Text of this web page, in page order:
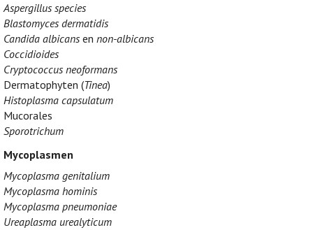
Aspergillus species
Blastomyces dermatidis
Candida albicans en non-albicans
Coccidioides
Cryptococcus neoformans
Dermatophyten (Tinea)
Histoplasma capsulatum
Mucorales
Sporotrichum
Mycoplasmen
Mycoplasma genitalium
Mycoplasma hominis
Mycoplasma pneumoniae
Ureaplasma urealyticum